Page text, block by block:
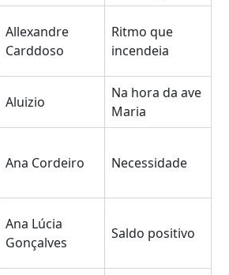
Allexandre
Carddoso
Ritmo que
incendeia
Aluizio
Na hora da ave
Maria
Ana Cordeiro Necessidade
Ana Lúcia
Gonçalves
Saldo positivo